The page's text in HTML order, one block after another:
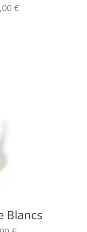
€
Blancs